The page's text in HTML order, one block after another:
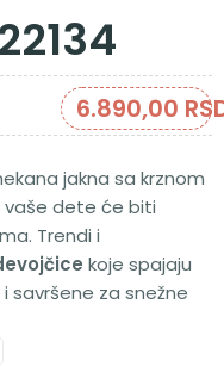
6.890,00
jakna sa krznom
vaše dete će biti
Trendi i
koje spajaju
savršene za snežne